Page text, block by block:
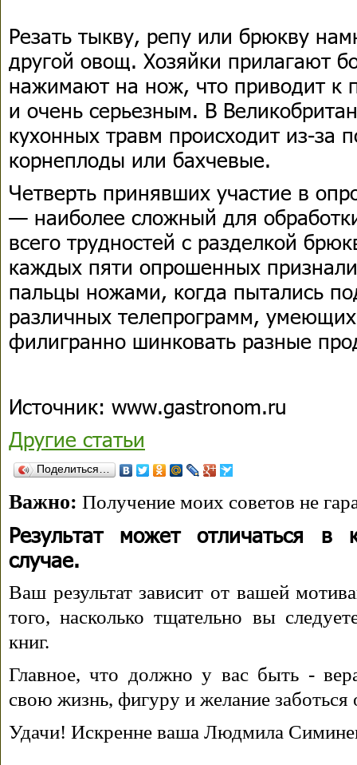
Резать тыкву, репу или брюкву
другой овощ. Хозяйки прилагают
нажимают на нож, что приводит к
и очень серьезным. В
кухонных травм происходит из-за
корнеплоды или бахчевые.
Четверть принявших участие в
— наиболее сложный для
всего трудностей с разделкой
каждых пяти опрошенных
пальцы ножами, когда пытались
различных телепрограмм,
филигранно шинковать разные
Источник: www.gastronom.ru
Другие статьи
Поделиться…
Важно: Получение моих советов не
Результат может отличаться в
случае.
Ваш результат зависит от вашей
того, насколько тщательно вы
книг.
Главное, что должно у вас быть -
свою жизнь, фигуру и желание заботься
Удачи! Искренне ваша Людмила